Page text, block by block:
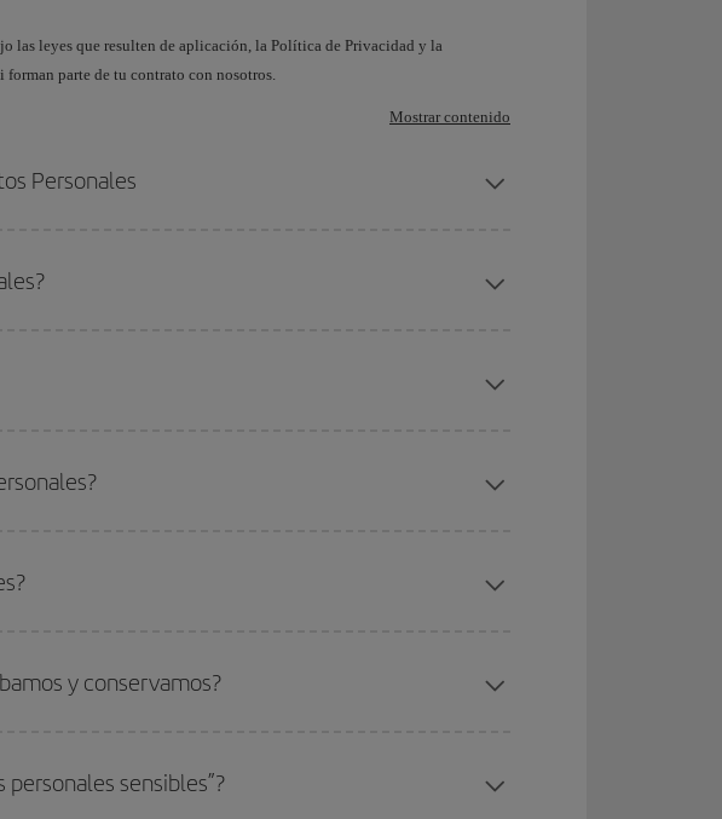
las leyes que resulten de aplicación, la Política de Privacidad y la
parte de tu contrato con nosotros.
Mostrar contenido
Personales
y conservamos?
personales sensibles”?